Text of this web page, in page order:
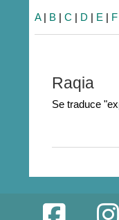
A| B |C | D | E | F
Raqia
Se traduce